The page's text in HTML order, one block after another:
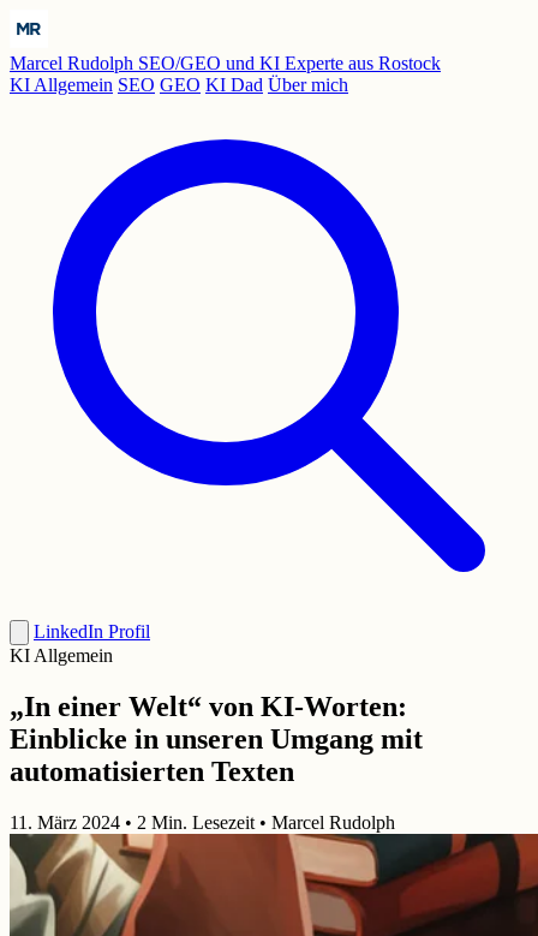
Marcel Rudolph SEO/GEO und KI Experte aus Rostock
KI Allgemein SEO GEO KI Dad Über mich
LinkedIn Profil
KI Allgemein
„In einer Welt“ von KI-Worten:
Einblicke in unseren Umgang mit
automatisierten Texten
11. März 2024 • 2 Min. Lesezeit • Marcel Rudolph